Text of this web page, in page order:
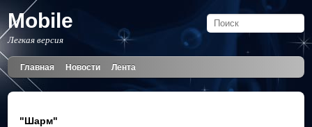
Mobile
Легкая версия
Главная Новости Лента
"Шарм"